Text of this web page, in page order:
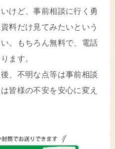
けど、事前相談に行く勇
料だけ見てみたいという
。もちろん無料で、電話
ます。
、不明な点等は事前相談
皆様の不安を安心に変え